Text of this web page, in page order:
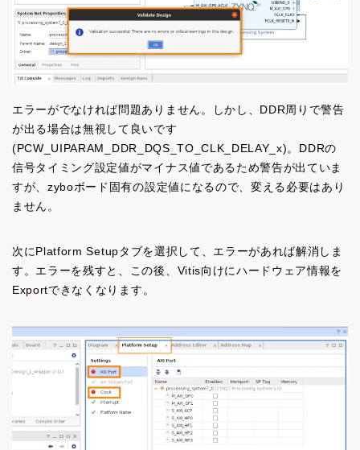
エラーがでなければ問題ありません。しかし、DDR周りで警告
が出る場合は無視して良いです
(PCW_UIPARAM_DDR_DQS_TO_CLK_DELAY_x)。DDRの
信号タイミング設定値がマイナス値であるため警告が出ていま
すが、zyboボード固有の設定値になるので、変える必要はあり
ません。
次にPlatform Setupタブを選択して、エラーがあれば解消しま
す。エラーを残すと、この後、Vitis向けにハードウェア情報を
Exportできなくなります。